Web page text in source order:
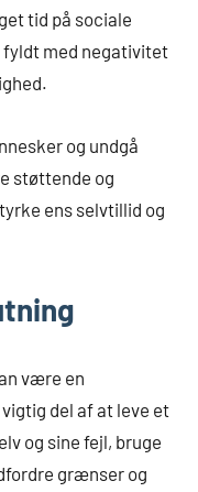
tid på sociale
fyldt med negativitet
og undgå
støttende og
ens selvtillid og
være en
del af at leve et
og sine fejl, bruge
grænser og